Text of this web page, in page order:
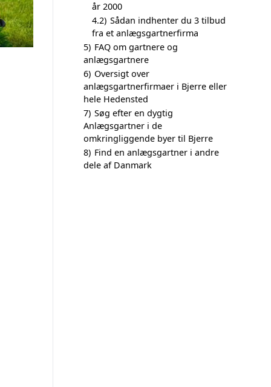
år 2000
4.2) Sådan indhenter du 3 tilbud
fra et anlægsgartnerfirma
5) FAQ om gartnere og
anlægsgartnere
6) Oversigt over
anlægsgartnerfirmaer i Bjerre eller
hele Hedensted
7) Søg efter en dygtig
Anlægsgartner i de
omkringliggende byer til Bjerre
8) Find en anlægsgartner i andre
dele af Danmark